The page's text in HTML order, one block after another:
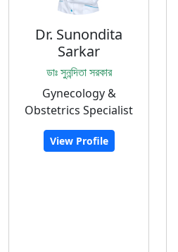
Dr. Sunondita
Sarkar
ডাঃ সুনন্দিতা সরকার
Gynecology &
Obstetrics Specialist
View Profile